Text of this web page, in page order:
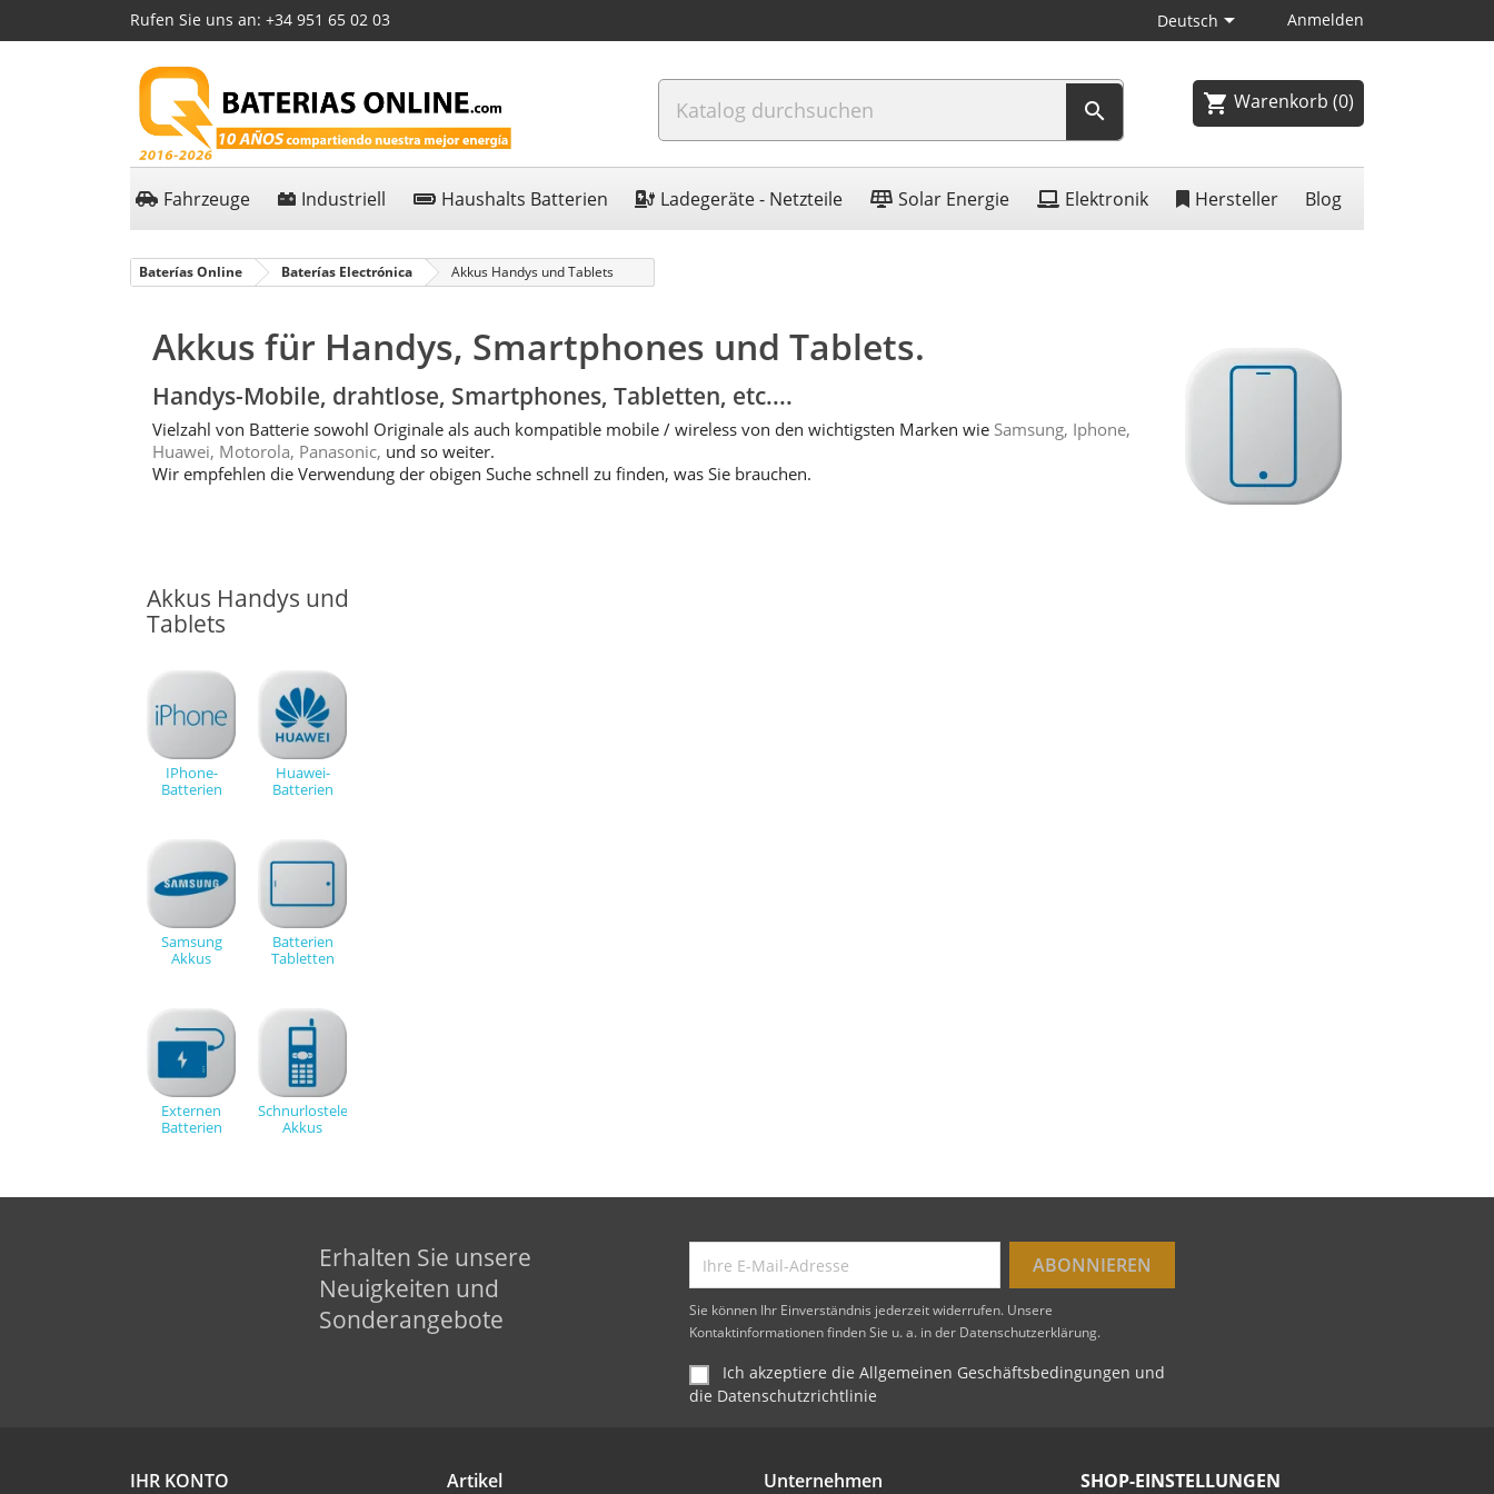
Rufen Sie uns an: +34 951 65 02 03 Deutsch Anmelden
 shopping_cart Warenkorb (0)
Fahrzeuge Industriell Haushalts Batterien Ladegeräte - Netzteile Solar Energie Elektronik Hersteller Blog
Baterías Online Baterías Electrónica Akkus Handys und Tablets
Akkus für Handys, Smartphones und Tablets.
Handys-Mobile, drahtlose, Smartphones, Tabletten, etc....
Vielzahl von Batterie sowohl Originale als auch kompatible mobile / wireless von den wichtigsten Marken wie Samsung, Iphone,
Huawei, Motorola, Panasonic, und so weiter.
Wir empfehlen die Verwendung der obigen Suche schnell zu finden, was Sie brauchen.
Akkus Handys und
Tablets
IPhone-
Batterien
Huawei-
Batterien
Samsung
Akkus
Batterien
Tabletten
Externen
Batterien
Schnurlostelefon-
Akkus
Erhalten Sie unsere
Neuigkeiten und
Sonderangebote
Sie können Ihr Einverständnis jederzeit widerrufen. Unsere
Kontaktinformationen finden Sie u. a. in der Datenschutzerklärung.
Ich akzeptiere die Allgemeinen Geschäftsbedingungen und
die Datenschutzrichtlinie
IHR KONTO Artikel Unternehmen SHOP-EINSTELLUNGEN